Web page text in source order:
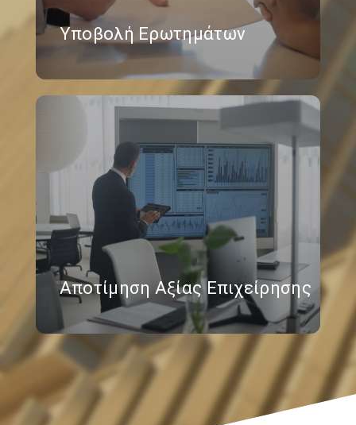
Υποβολή Ερωτημάτων
Αποτίμηση Αξίας Επιχείρησης